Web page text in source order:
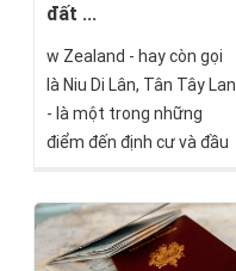
đất ...
w Zealand - hay còn gọi
là Niu Di Lân, Tân Tây Lan
- là một trong những
điểm đến định cư và đầu
cho người Việt Nam hiện
nay. Tuy nhiên, nhiều
người vẫn còn thắc mắc: